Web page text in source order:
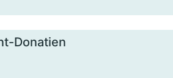
Donatien